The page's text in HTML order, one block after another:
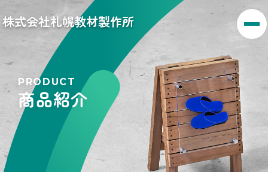
株式会社札幌教材製作所
PRODUCT
商品紹介